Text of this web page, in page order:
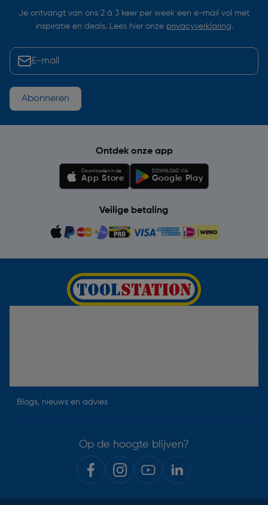
Je ontvangt van ons 2 à 3 keer per week een e-mail vol met
inspiratie en deals. Lees hier onze privacyverklaring.
Abonneren
Ontdek onze app
Downloaden in de
App Store
DOWNLOAD VIA
Google Play
Veilige betaling
Blogs, nieuws en advies
Op de hoogte blijven?